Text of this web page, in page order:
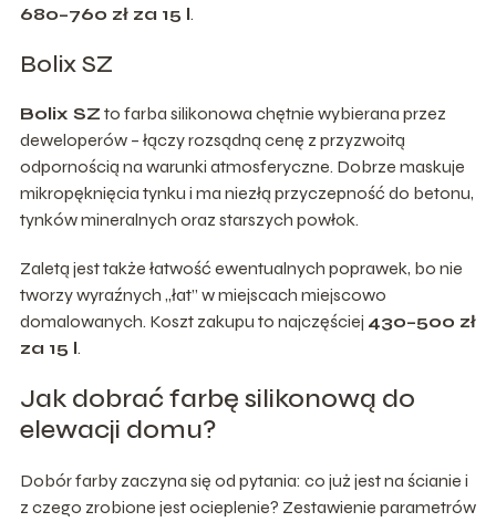
680–760 zł za 15 l.
Bolix SZ
Bolix SZ to farba silikonowa chętnie wybierana przez
deweloperów – łączy rozsądną cenę z przyzwoitą
odpornością na warunki atmosferyczne. Dobrze maskuje
mikropęknięcia tynku i ma niezłą przyczepność do betonu,
tynków mineralnych oraz starszych powłok.
Zaletą jest także łatwość ewentualnych poprawek, bo nie
tworzy wyraźnych „łat” w miejscach miejscowo
domalowanych. Koszt zakupu to najczęściej 430–500 zł
za 15 l.
Jak dobrać farbę silikonową do
elewacji domu?
Dobór farby zaczyna się od pytania: co już jest na ścianie i
z czego zrobione jest ocieplenie? Zestawienie parametrów